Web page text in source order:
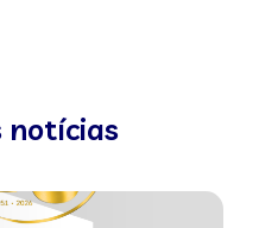
notícias